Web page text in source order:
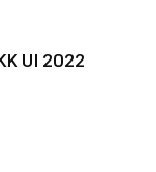
UI 2022